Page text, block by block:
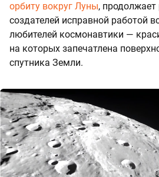
орбиту вокруг Луны,
создателей исправной работой
любителей космонавтики —
на которых запечатлена
спутника Земли.